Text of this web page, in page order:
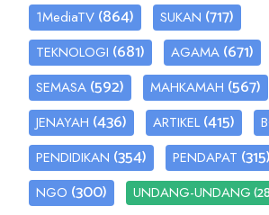
1MediaTV (864) SUKAN (717)
TEKNOLOGI (681) AGAMA (671)
SEMASA (592) MAHKAMAH (567)
JENAYAH (436) ARTIKEL (415)
PENDIDIKAN (354) PENDAPAT (315)
NGO (300) UNDANG-UNDANG